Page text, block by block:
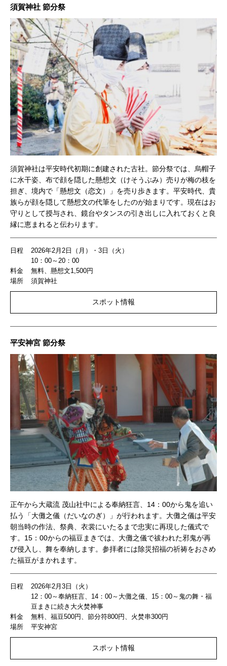
須賀神社 節分祭
須賀神社は平安時代初期に創建された古社。節分祭では、烏帽子
に水干姿、布で顔を隠した懸想文（けそうぶみ）売りが梅の枝を
担ぎ、境内で「懸想文（恋文）」を売り歩きます。平安時代、貴
族らが顔を隠して懸想文の代筆をしたのが始まりです。現在はお
守りとして授与され、鏡台やタンスの引き出しに入れておくと良
縁に恵まれると伝わります。
日程
2026年2月2日（月）・3日（火）
10：00～20：00
料金
無料、懸想文1,500円
場所
須賀神社
スポット情報
平安神宮 節分祭
正午から大蔵流 茂山社中による奉納狂言、14：00から鬼を追い
払う「大儺之儀（だいなのぎ）」が行われます。大儺之儀は平安
朝当時の作法、祭典、衣裳にいたるまで忠実に再現した儀式で
す。15：00からの福豆まきでは、大儺之儀で祓われた邪鬼が再
び侵入し、舞を奉納します。参拝者には除災招福の祈祷をおさめ
た福豆がまかれます。
日程
2026年2月3日（火）
12：00～奉納狂言、14：00～大儺之儀、15：00～鬼の舞・福
豆まきに続き大火焚神事
料金
無料、福豆500円、節分符800円、火焚串300円
場所
平安神宮
スポット情報